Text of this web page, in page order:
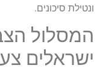
ונטילת סיכונים.
המסלול
ישראלים